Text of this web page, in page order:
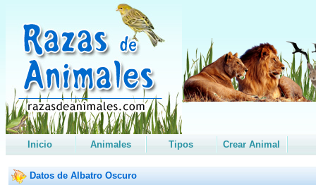
Inicio Animales Tipos Crear Animal
Datos de Albatro Oscuro